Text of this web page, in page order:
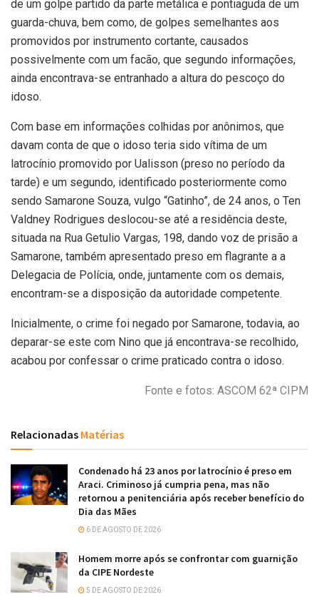
de um golpe partido da parte metálica e pontiaguda de um
guarda-chuva, bem como, de golpes semelhantes aos
promovidos por instrumento cortante, causados
possivelmente com um facão, que segundo informações,
ainda encontrava-se entranhado a altura do pescoço do
idoso.
Com base em informações colhidas por anônimos, que
davam conta de que o idoso teria sido vítima de um
latrocínio promovido por Ualisson (preso no período da
tarde) e um segundo, identificado posteriormente como
sendo Samarone Souza, vulgo “Gatinho”, de 24 anos, o Ten
Valdney Rodrigues deslocou-se até a residência deste,
situada na Rua Getulio Vargas, 198, dando voz de prisão a
Samarone, também apresentado preso em flagrante a a
Delegacia de Polícia, onde, juntamente com os demais,
encontram-se a disposição da autoridade competente.
Inicialmente, o crime foi negado por Samarone, todavia, ao
deparar-se este com Nino que já encontrava-se recolhido,
acabou por confessar o crime praticado contra o idoso.
Fonte e fotos: ASCOM 62ª CIPM
Relacionadas Matérias
Condenado há 23 anos por latrocínio é preso em
Araci. Criminoso já cumpria pena, mas não
retornou a penitenciária após receber benefício do
Dia das Mães
6 DE AGOSTO DE 2026
Homem morre após se confrontar com guarnição
da CIPE Nordeste
5 DE AGOSTO DE 2026